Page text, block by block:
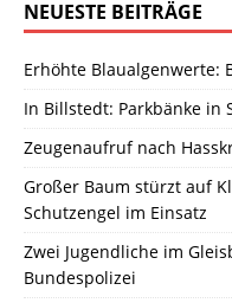
NEUESTE BEITRÄGE
Erhöhte Blaualgenwerte:
In Billstedt: Parkbänke in
Zeugenaufruf nach
Großer Baum stürzt auf
Schutzengel im Einsatz
Zwei Jugendliche im
Bundespolizei